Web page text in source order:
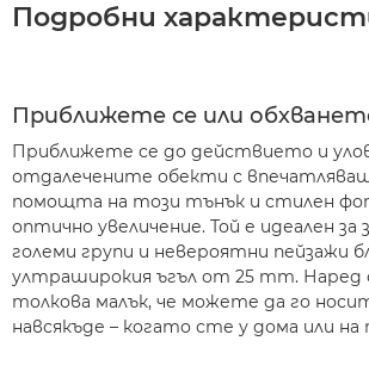
Подробни
Приближете се или
Приближете се до действието и
отдалечените обекти с
помощта на този тънък и стилен
оптично увеличение. Той е идеален за
големи групи и невероятни пейзажи
ултраширокия ъгъл от 25 mm. Наред
толкова малък, че можете да го
навсякъде – когато сте у дома или на